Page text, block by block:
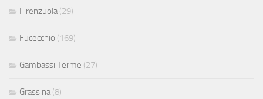
Firenzuola(29)
Fucecchio (169)
Gambassi Terme (27)
Grassina(8)